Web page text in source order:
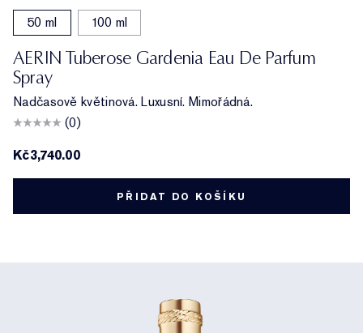
50 ml 100 ml
AERIN Tuberose Gardenia Eau De Parfum
Spray
Nadčasově květinová. Luxusní. Mimořádná.
(0)
Kč3,740.00
PŘIDAT DO KOŠÍKU